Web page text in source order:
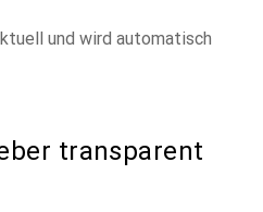
und wird automatisch
transparent